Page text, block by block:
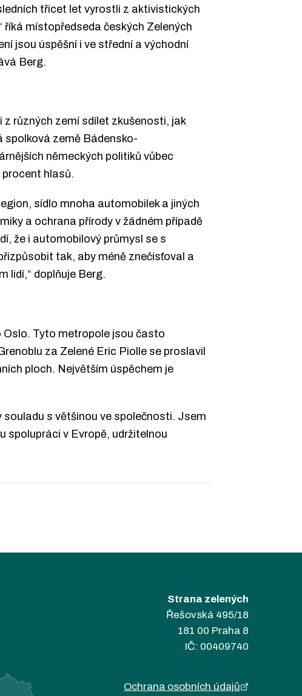
třicet let vyrostli z aktivistických
místopředseda českých Zelených
jsou úspěšní i ve střední a východní
Berg.
z různých zemí sdílet zkušenosti, jak
spolková země Bádensko-
německých politiků vůbec
hlasů.
sídlo mnoha automobilek a jiných
a ochrana přírody v žádném případě
že i automobilový průmysl se s
tak, aby méně znečisťoval a
lidí,“ doplňuje Berg.
Oslo. Tyto metropole jsou často
za Zelené Eric Piolle se proslavil
ploch. Největším úspěchem je
souladu s většinou ve společnosti. Jsem
spolupráci v Evropě, udržitelnou
Strana zelených
Řešovská 495/18
181 00 Praha 8
IČ: 00409740
Ochrana osobních údajů